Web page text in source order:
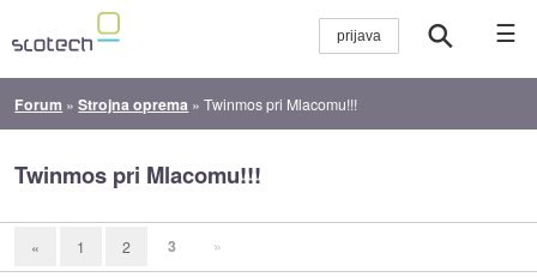
☰
Forum »Strojna oprema »Twinmos pri Mlacomu!!!
Twinmos pri Mlacomu!!!
« 1 2 3 »